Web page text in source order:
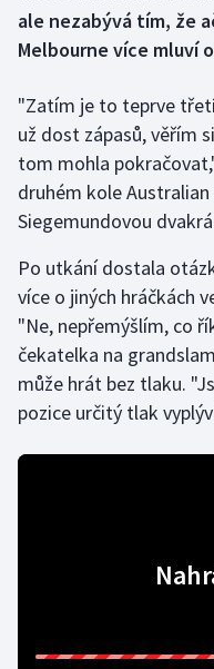
Dostihy
Futsal
Golf
Gymnastika
Házená
Jezdectví
Judo
Motorsport
ale nezabývá tím, že
Melbourne více mluví
"Zatím je to teprve
už dost zápasů, věřím
tom mohla
druhém kole
Siegemundovou
Po utkání dostala
více o jiných hráčkách
"Ne, nepřemýšlím, co
čekatelka na
může hrát bez tlaku.
pozice určitý tlak